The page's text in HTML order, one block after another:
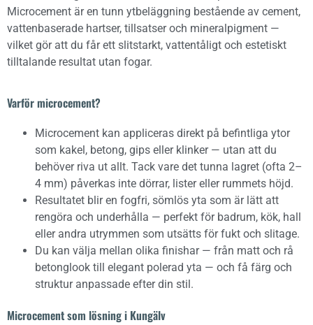
Microcement är en tunn ytbeläggning bestående av cement,
vattenbaserade hartser, tillsatser och mineralpigment —
vilket gör att du får ett slitstarkt, vattentåligt och estetiskt
tilltalande resultat utan fogar.
Varför microcement?
Microcement kan appliceras direkt på befintliga ytor
som kakel, betong, gips eller klinker — utan att du
behöver riva ut allt. Tack vare det tunna lagret (ofta 2–
4 mm) påverkas inte dörrar, lister eller rummets höjd.
Resultatet blir en fogfri, sömlös yta som är lätt att
rengöra och underhålla — perfekt för badrum, kök, hall
eller andra utrymmen som utsätts för fukt och slitage.
Du kan välja mellan olika finishar — från matt och rå
betonglook till elegant polerad yta — och få färg och
struktur anpassade efter din stil.
Microcement som lösning i Kungälv